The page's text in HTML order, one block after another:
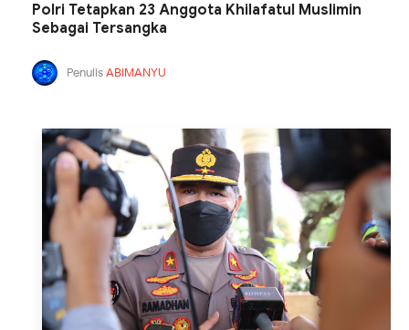
Polri Tetapkan 23 Anggota Khilafatul Muslimin
Sebagai Tersangka
PenulisABIMANYU